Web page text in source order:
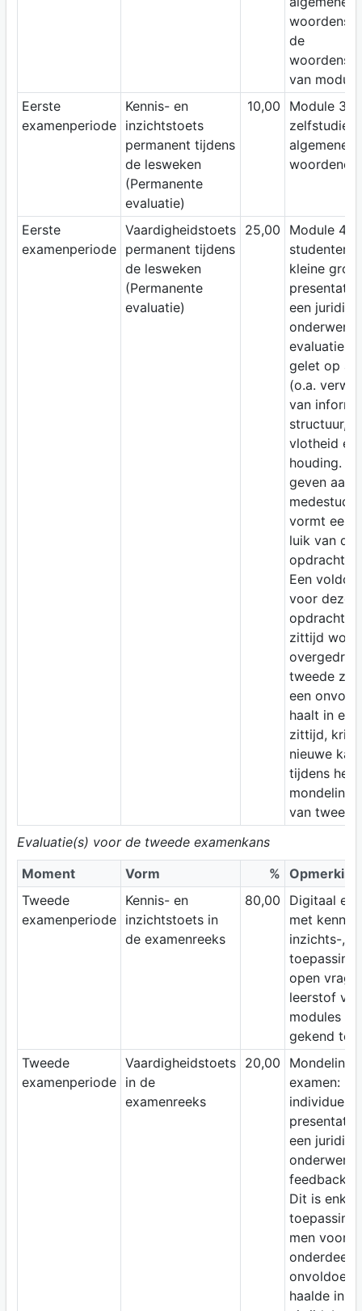
de
van
Eerste
examenperiode
Kennis- en
inzichtstoets
permanent tijdens
de lesweken
(Permanente
evaluatie)
10,00
Module 3:
zelfstudie
algemene
Eerste
examenperiode
Vaardigheidstoets
permanent tijdens
de lesweken
(Permanente
evaluatie)
25,00
Module 4:
studenten
kleine
presentatie
een
onderwerp.
evaluatie
gelet op
(o.a.
van
structuur,
vlotheid en
houding.
geven aan
vormt een
luik van
opdracht.
Een
voor deze
opdracht in
zittijd
tweede
een
haalt in
zittijd,
nieuwe
tijdens het
mondeling
van
Evaluatie(s) voor de tweede examenkans
Moment
Vorm % Opmerking
Tweede
examenperiode
Kennis- en
inzichtstoets in
de examenreeks
80,00
Digitaal
met
inzichts-,
open
leerstof
modules
gekend te
Tweede
examenperiode
Vaardigheidstoets
in de
examenreeks
20,00
Mondeling
examen:
individuele
presentatie
een
onderwerp
feedback
Dit is enkel
toepassing
men voor
onderdeel
haalde in